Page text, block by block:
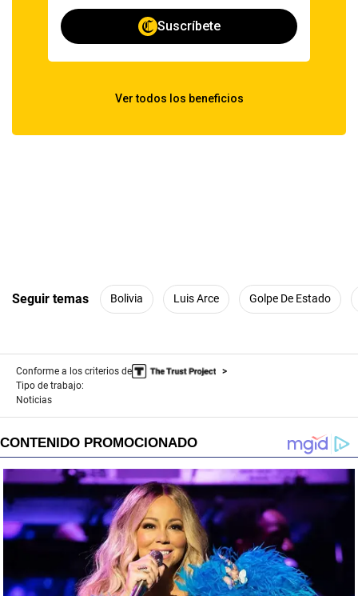
Seguir temas Bolivia Luis Arce Golpe De Estado
Conforme a los criterios de
Tipo de trabajo:
Noticias